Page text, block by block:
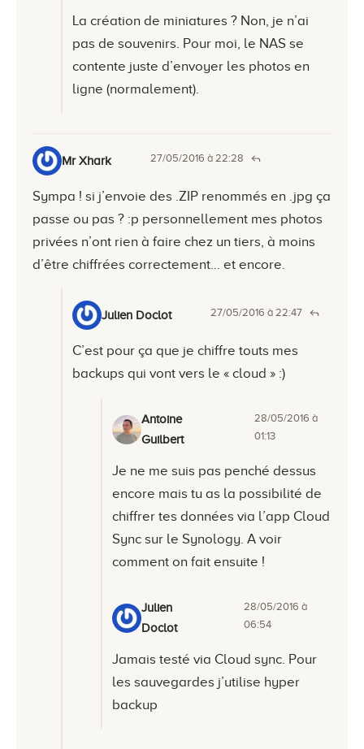
La création de miniatures ? Non, je n’ai
pas de souvenirs. Pour moi, le NAS se
contente juste d’envoyer les photos en
ligne (normalement).
Mr Xhark 27/05/2016 à 22:28
Sympa ! si j’envoie des .ZIP renommés en .jpg ça
passe ou pas ? :p personnellement mes photos
privées n’ont rien à faire chez un tiers, à moins
d’être chiffrées correctement… et encore.
Julien Doclot 27/05/2016 à 22:47
C’est pour ça que je chiffre touts mes
backups qui vont vers le « cloud » :)
Antoine
Guilbert
28/05/2016 à
01:13
Je ne me suis pas penché dessus
encore mais tu as la possibilité de
chiffrer tes données via l’app Cloud
Sync sur le Synology. A voir
comment on fait ensuite !
Julien
Doclot
28/05/2016 à
06:54
Jamais testé via Cloud sync. Pour
les sauvegardes j’utilise hyper
backup